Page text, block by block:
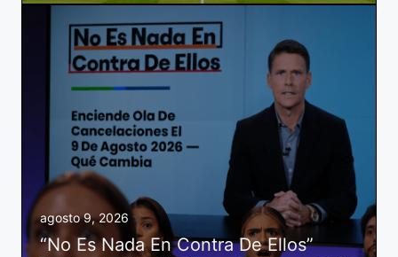
agosto 9, 2026
“No Es Nada En Contra De Ellos”